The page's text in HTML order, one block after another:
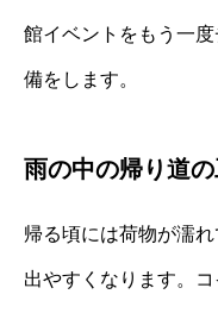
館イベントをもう一
備をします。
雨の中の帰り道
帰る頃には荷物が濡
出やすくなります。